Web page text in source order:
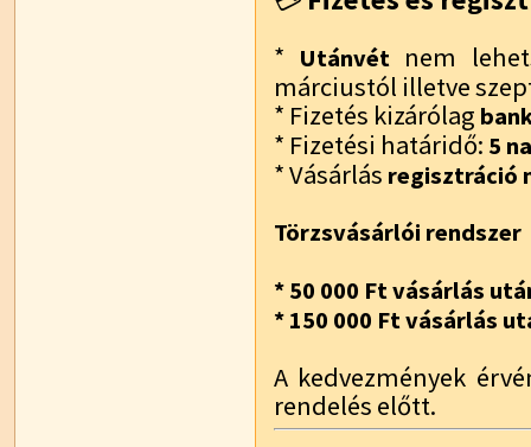
* Utánvétnem
márciustól illetve
* Fizetés kizárólag
* Fizetési határidő: 5
* Vásárlás regisztráció
Törzsvásárlói rendszer
* 50 000 Ft vásárlás
* 150 000 Ft vásárlás
A kedvezmények
rendelés előtt.